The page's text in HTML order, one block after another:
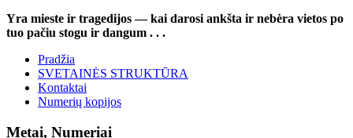
Yra mieste ir tragedijos — kai darosi ankšta ir nebėra vietos po
tuo pačiu stogu ir dangum . . .
Pradžia
SVETAINĖS STRUKTŪRA
Kontaktai
Numerių kopijos
Metai, Numeriai